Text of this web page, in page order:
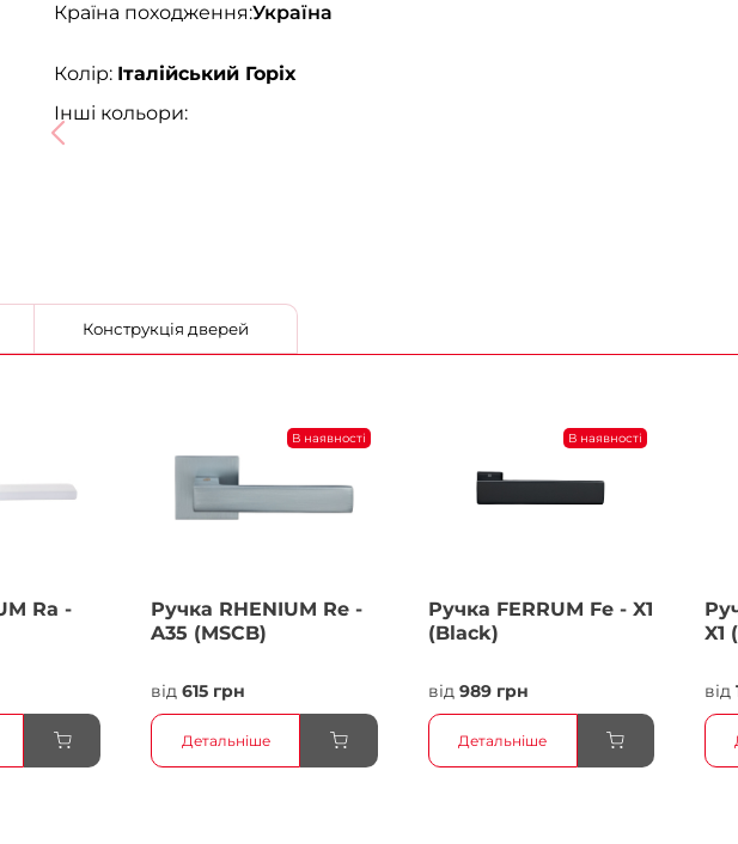
Країна походження:Україна
Колір: Італійський Горіх
Інші кольори:
Конструкція дверей
Ra -
В наявності
Ручка RHENIUM Re -
A35 (MSCB)
від615 грн
Детальніше
В наявності
Ручка FERRUМ Fe - X1
(Black)
від 989 грн
Детальніше
X1
від